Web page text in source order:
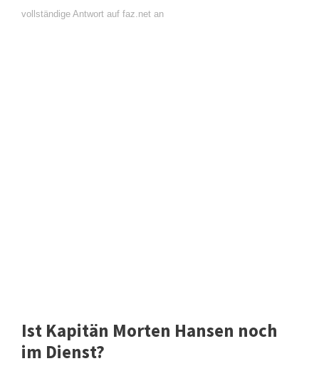
vollständige Antwort auf faz.net an
Ist Kapitän Morten Hansen noch
im Dienst?